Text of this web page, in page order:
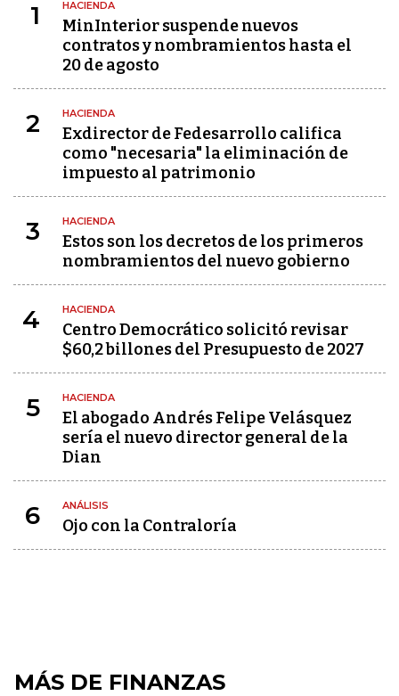
1 HACIENDA
MinInterior suspende nuevos
contratos y nombramientos hasta el
20 de agosto
2 HACIENDA
Exdirector de Fedesarrollo califica
como "necesaria" la eliminación de
impuesto al patrimonio
3 HACIENDA
Estos son los decretos de los primeros
nombramientos del nuevo gobierno
4 HACIENDA
Centro Democrático solicitó revisar
$60,2 billones del Presupuesto de 2027
5 HACIENDA
El abogado Andrés Felipe Velásquez
sería el nuevo director general de la
Dian
6 ANÁLISIS
Ojo con la Contraloría
MÁS DE FINANZAS